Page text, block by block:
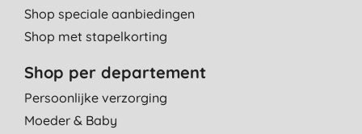
Shop speciale aanbiedingen
Shop met stapelkorting
Shop per departement
Persoonlijke verzorging
Moeder & Baby